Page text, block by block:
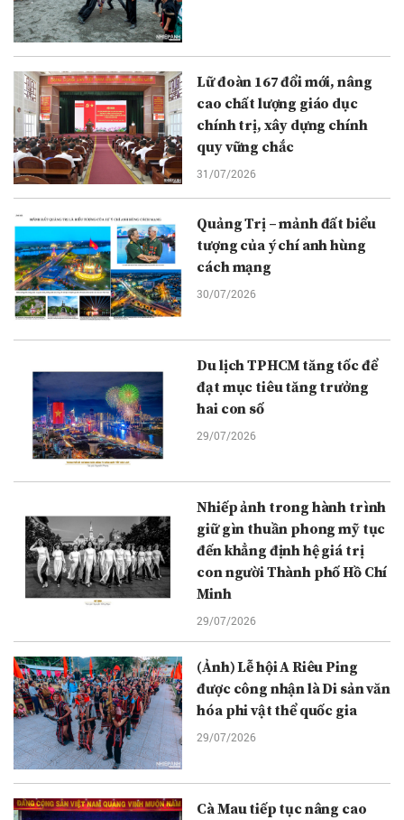
Lữ đoàn 167 đổi mới, nâng
cao chất lượng giáo dục
chính trị, xây dựng chính
quy vững chắc
31/07/2026
Quảng Trị – mảnh đất biểu
tượng của ý chí anh hùng
cách mạng
30/07/2026
Du lịch TPHCM tăng tốc để
đạt mục tiêu tăng trưởng
hai con số
29/07/2026
Nhiếp ảnh trong hành trình
giữ gìn thuần phong mỹ tục
đến khẳng định hệ giá trị
con người Thành phố Hồ Chí
Minh
29/07/2026
(Ảnh) Lễ hội A Riêu Ping
được công nhận là Di sản văn
hóa phi vật thể quốc gia
29/07/2026
Cà Mau tiếp tục nâng cao